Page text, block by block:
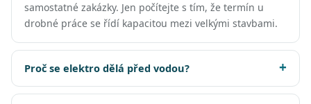
samostatné zakázky. Jen počítejte s tím, že termín u
drobné práce se řídí kapacitou mezi velkými stavbami.
Proč se elektro dělá před vodou?